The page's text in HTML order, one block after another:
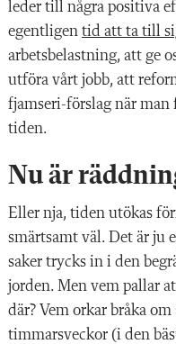
leder till några positiva
egentligen tid att ta till
arbetsbelastning, att ge
utföra vårt jobb, att
fjamseri-förslag när
tiden.
Nu är
Eller nja, tiden utökas
smärtsamt väl. Det är ju
saker trycks in i den
jorden. Men vem pallar
där? Vem orkar bråka
timmarsveckor (i den